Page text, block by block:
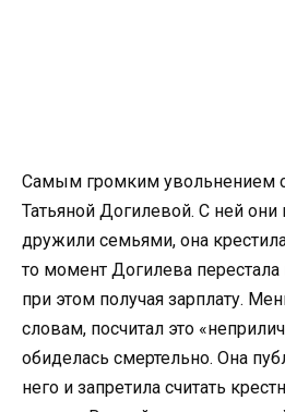
Самым громким увольнением
Татьяной Догилевой. С ней они
дружили семьями, она
то момент Догилева
при этом получая зарплату.
словам, посчитал это
обиделась смертельно. Она
него и запретила считать